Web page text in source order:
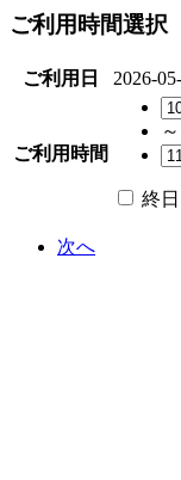
ご利用時間選択
ご利用日 2026-
ご利用時間
～
終日
次へ